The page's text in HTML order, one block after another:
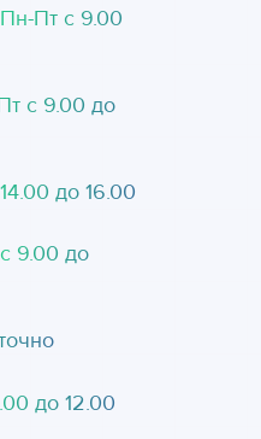
Пн-Пт с 9.00
с 9.00 до
до 16.00
с 9.00 до
до 12.00